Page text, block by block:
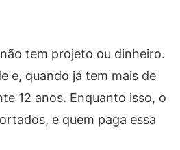
tem projeto ou dinheiro.
e, quando já tem mais de
12 anos. Enquanto isso, o
e quem paga essa